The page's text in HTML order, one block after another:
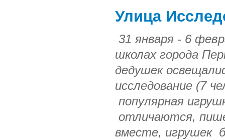
Улица
31 января - 6
школах города
дедушек
исследование (7
популярная
отличаются,
вместе, игрушек